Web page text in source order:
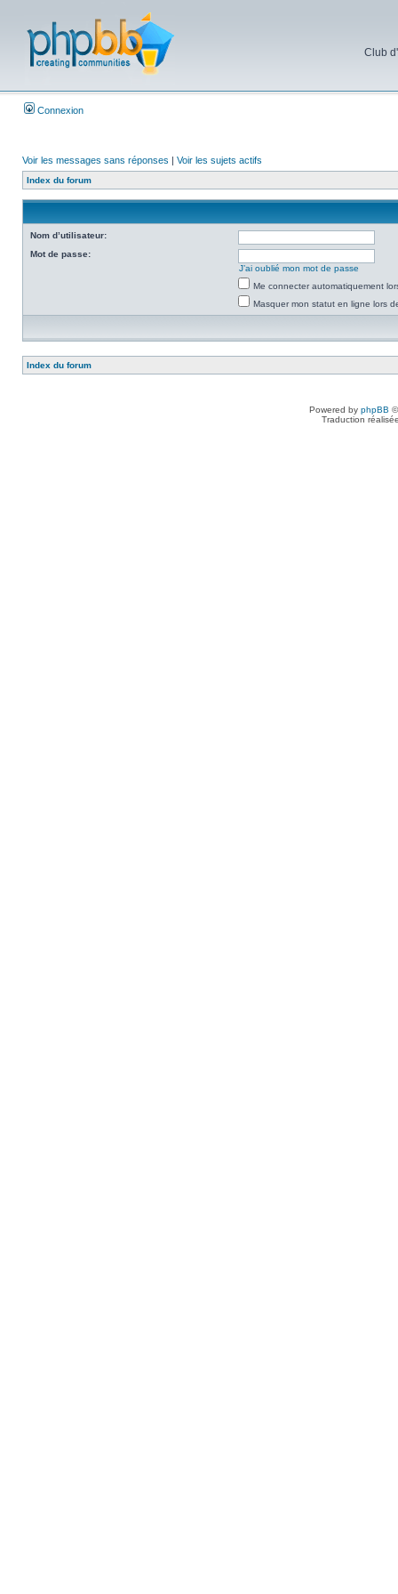
Club
Connexion
Voir les messages sans réponses | Voir les sujets actifs
Index du forum
Nom d’utilisateur:
Mot de passe:
J’ai oublié mon mot de passe
Me connecter automatiquement
Masquer mon statut en ligne lors
Index du forum
Powered by phpBB
Traduction